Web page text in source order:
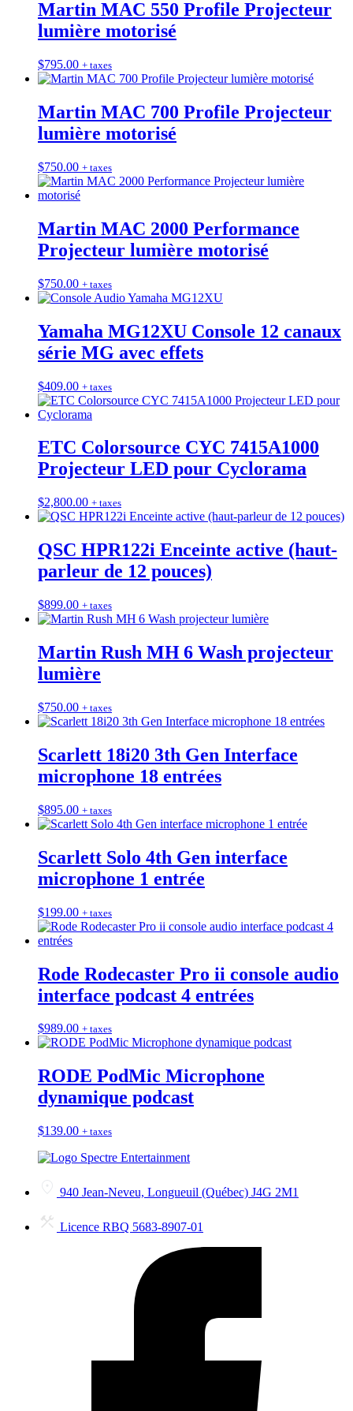
Martin MAC 550 Profile Projecteur
lumière motorisé
$795.00 + taxes
Martin MAC 700 Profile Projecteur
lumière motorisé
$750.00 + taxes
Martin MAC 2000 Performance
Projecteur lumière motorisé
$750.00 + taxes
Yamaha MG12XU Console 12 canaux
série MG avec effets
$409.00 + taxes
ETC Colorsource CYC 7415A1000
Projecteur LED pour Cyclorama
$2,800.00 + taxes
QSC HPR122i Enceinte active (haut-
parleur de 12 pouces)
$899.00 + taxes
Martin Rush MH 6 Wash projecteur
lumière
$750.00 + taxes
Scarlett 18i20 3th Gen Interface
microphone 18 entrées
$895.00 + taxes
Scarlett Solo 4th Gen interface
microphone 1 entrée
$199.00 + taxes
Rode Rodecaster Pro ii console audio
interface podcast 4 entrées
$989.00 + taxes
RODE PodMic Microphone
dynamique podcast
$139.00 + taxes
940 Jean-Neveu, Longueuil (Québec) J4G 2M1
Licence RBQ 5683-8907-01